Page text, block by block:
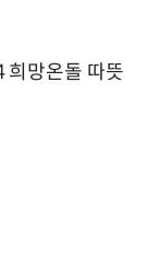
희망온돌 따뜻